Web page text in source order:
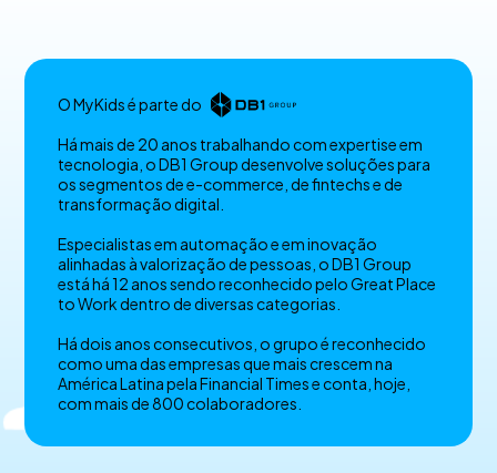
O MyKids é parte do
Há mais de 20 anos trabalhando com expertise em
tecnologia, o DB1 Group desenvolve soluções para
os segmentos de e-commerce, de fintechs e de
transformação digital.
Especialistas em automação e em inovação
alinhadas à valorização de pessoas, o DB1 Group
está há 12 anos sendo reconhecido pelo Great Place
to Work dentro de diversas categorias.
Há dois anos consecutivos, o grupo é reconhecido
como uma das empresas que mais crescem na
América Latina pela Financial Times e conta, hoje,
com mais de 800 colaboradores.